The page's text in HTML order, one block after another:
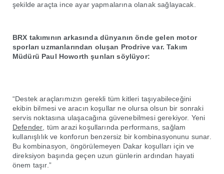
şekilde araçta ince ayar yapmalarına olanak sağlayacak.
BRX takımının arkasında dünyanın önde gelen motor
sporları uzmanlarından oluşan Prodrive var. Takım
Müdürü Paul Howorth şunları söylüyor:
“Destek araçlarımızın gerekli tüm kitleri taşıyabileceğini
ekibin bilmesi ve aracın koşullar ne olursa olsun bir sonraki
servis noktasına ulaşacağına güvenebilmesi gerekiyor. Yeni
Defender, tüm arazi koşullarında performans, sağlam
kullanışlılık ve konforun benzersiz bir kombinasyonunu sunar.
Bu kombinasyon, öngörülemeyen Dakar koşulları için ve
direksiyon başında geçen uzun günlerin ardından hayati
önem taşır.”